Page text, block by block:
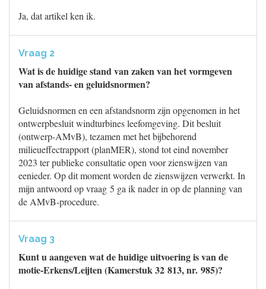
Ja, dat artikel ken ik.
Vraag 2
Wat is de huidige stand van zaken van het vormgeven
van afstands- en geluidsnormen?
Geluidsnormen en een afstandsnorm zijn opgenomen in het
ontwerpbesluit windturbines leefomgeving. Dit besluit
(ontwerp-AMvB), tezamen met het bijbehorend
milieueffectrapport (planMER), stond tot eind november
2023 ter publieke consultatie open voor zienswijzen van
eenieder. Op dit moment worden de zienswijzen verwerkt. In
mijn antwoord op vraag 5 ga ik nader in op de planning van
de AMvB-procedure.
Vraag 3
Kunt u aangeven wat de huidige uitvoering is van de
motie-Erkens/Leijten (Kamerstuk 32 813, nr. 985)?